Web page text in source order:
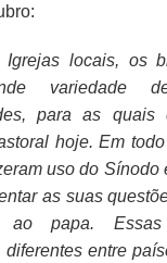
Igrejas locais, os
variedade
para as quais
hoje. Em
uso do Sínodo
as suas
papa. Essas
diferentes entre